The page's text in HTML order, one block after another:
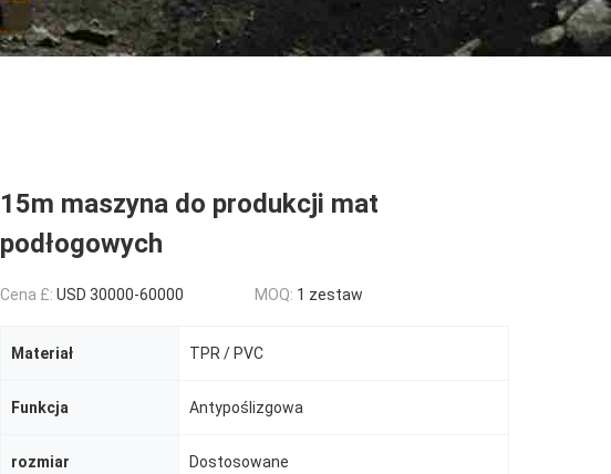
15m maszyna do produkcji mat
podłogowych
Cena £: USD 30000-60000 MOQ: 1 zestaw
Materiał TPR / PVC
Funkcja Antypoślizgowa
rozmiar Dostosowane